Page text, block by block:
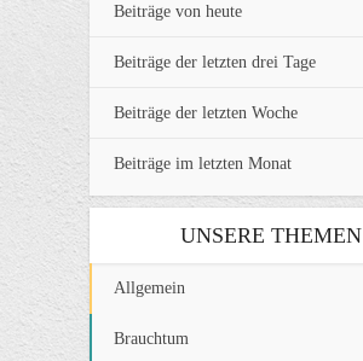
Beiträge von heute
Beiträge der letzten drei Tage
Beiträge der letzten Woche
Beiträge im letzten Monat
UNSERE THEMEN
Allgemein
Brauchtum